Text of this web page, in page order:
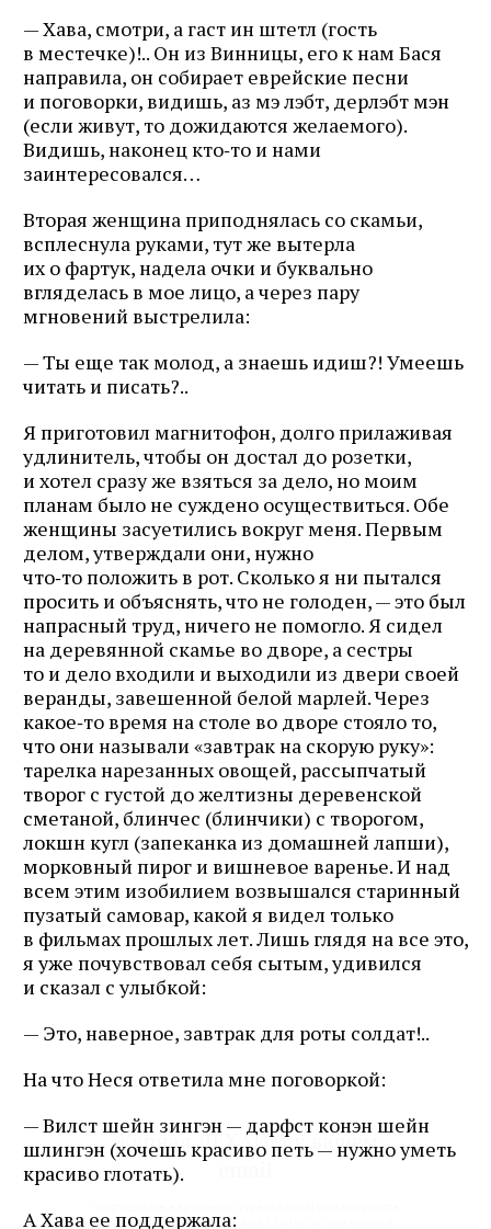
— Хава, смотри, а гаст ин штетл (гость
в местечке)!.. Он из Винницы, его к нам Бася
направила, он собирает еврейские песни
и поговорки, видишь, аз мэ лэбт, дерлэбт мэн
(если живут, то дожидаются желаемого).
Видишь, наконец кто‑то и нами
заинтересовался…
Вторая женщина приподнялась со скамьи,
всплеснула руками, тут же вытерла
их о фартук, надела очки и буквально
вгляделась в мое лицо, а через пару
мгновений выстрелила:
— Ты еще так молод, а знаешь идиш?! Умеешь
читать и писать?..
Я приготовил магнитофон, долго прилаживая
удлинитель, чтобы он достал до розетки,
и хотел сразу же взяться за дело, но моим
планам было не суждено осуществиться. Обе
женщины засуетились вокруг меня. Первым
делом, утверждали они, нужно
что‑то положить в рот. Сколько я ни пытался
просить и объяснять, что не голоден, — это был
напрасный труд, ничего не помогло. Я сидел
на деревянной скамье во дворе, а сестры
то и дело входили и выходили из двери своей
веранды, завешенной белой марлей. Через
какое‑то время на столе во дворе стояло то,
что они называли «завтрак на скорую руку»:
тарелка нарезанных овощей, рассыпчатый
творог с густой до желтизны деревенской
сметаной, блинчес (блинчики) с творогом,
локшн кугл (запеканка из домашней лапши),
морковный пирог и вишневое варенье. И над
всем этим изобилием возвышался старинный
пузатый самовар, какой я видел только
в фильмах прошлых лет. Лишь глядя на все это,
я уже почувствовал себя сытым, удивился
и сказал с улыбкой:
— Это, наверное, завтрак для роты солдат!..
На что Неся ответила мне поговоркой:
— Вилст шейн зингэн — дарфст конэн шейн
шлингэн (хочешь красиво петь — нужно уметь
красиво глотать).
А Хава ее поддержала:
Журнал ЛЕХАИМ в вашем
email
самые интересные публикации с сайта по электронной